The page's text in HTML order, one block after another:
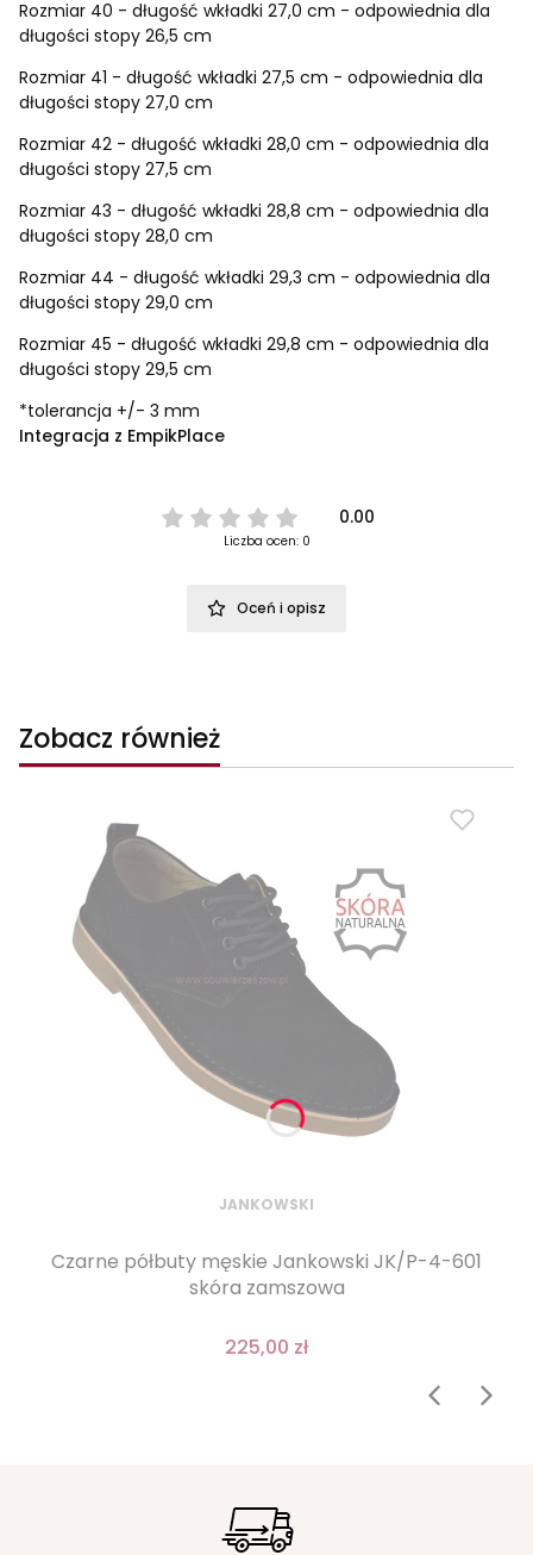
Rozmiar 40 - długość wkładki 27,0 cm - odpowiednia dla
długości stopy 26,5 cm
Rozmiar 41 - długość wkładki 27,5 cm - odpowiednia dla
długości stopy 27,0 cm
Rozmiar 42 - długość wkładki 28,0 cm - odpowiednia dla
długości stopy 27,5 cm
Rozmiar 43 - długość wkładki 28,8 cm - odpowiednia dla
długości stopy 28,0 cm
Rozmiar 44 - długość wkładki 29,3 cm - odpowiednia dla
długości stopy 29,0 cm
Rozmiar 45 - długość wkładki 29,8 cm - odpowiednia dla
długości stopy 29,5 cm
*tolerancja +/- 3 mm
Integracja z EmpikPlace
0.00
Liczba ocen: 0
Oceń i opisz
Zobacz również
JANKOWSKI
Czarne półbuty męskie Jankowski JK/P-4-601
skóra zamszowa
225,00 zł